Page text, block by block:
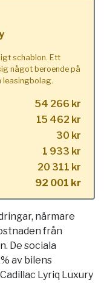
schablon. Ett
något beroende på
leasingbolag.
54 266 kr
15 462 kr
30 kr
1 933 kr
20 311 kr
92 001 kr
närmare
från
De sociala
av bilens
Lyriq Luxury